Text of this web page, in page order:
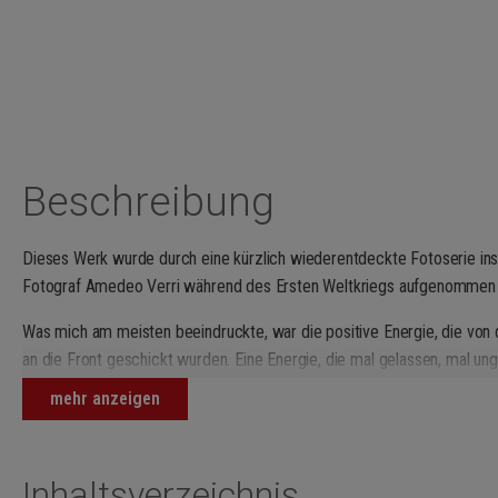
Beschreibung
Dieses Werk wurde durch eine kürzlich wiederentdeckte Fotoserie
Fotograf Amedeo Verri während des Ersten Weltkriegs aufgenommen
Was mich am meisten beeindruckte, war die positive Energie, die von
an die Front geschickt wurden. Eine Energie, die mal gelassen, mal
zeigte – weit entfernt vom Klischee des Schützengrabenkriegs,
Ersten Weltkriegs gewöhnlich vorstellen.
vor der Linse des Fotografen erscheinen sie auch als stolze
mehr anzeigen